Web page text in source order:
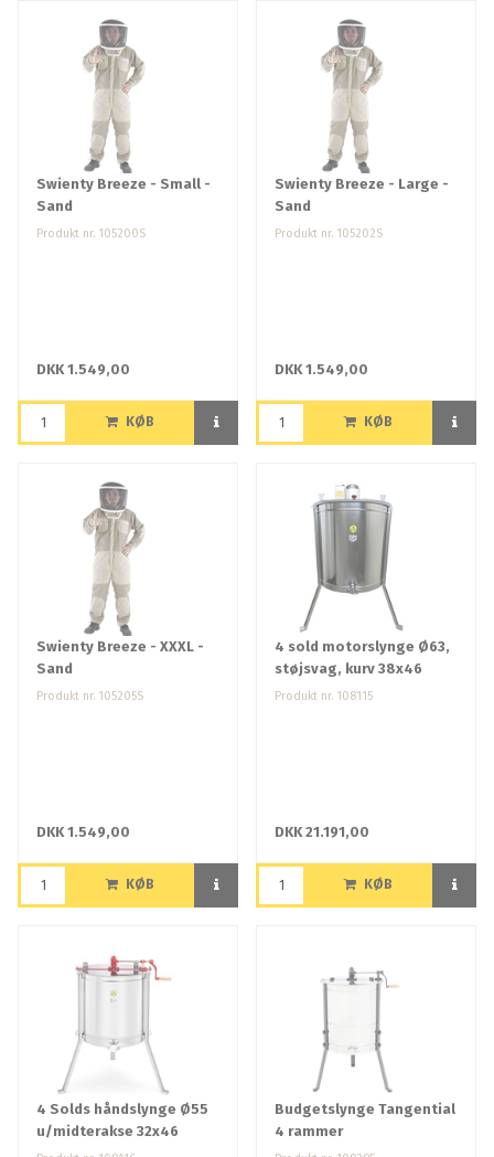
Swienty Breeze - Small -
Sand
Produkt nr. 105200S
DKK 1.549,00
KØB
Swienty Breeze - Large -
Sand
Produkt nr. 105202S
DKK 1.549,00
KØB
Swienty Breeze - XXXL -
Sand
Produkt nr. 105205S
DKK 1.549,00
KØB
4 sold motorslynge Ø63,
støjsvag, kurv 38x46
Produkt nr. 108115
DKK 21.191,00
KØB
4 Solds håndslynge Ø55
u/midterakse 32x46
Budgetslynge Tangential
4 rammer